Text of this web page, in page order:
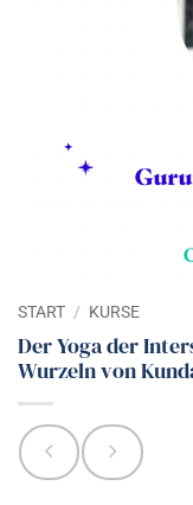
START / KURSE
Der Yoga der
Wurzeln von